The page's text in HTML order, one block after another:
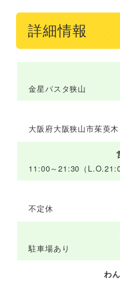
詳細情報
金星パスタ狭山
大阪府大阪狭山市茱萸
11:00～21:30（
不定休
駐車場あり
わ